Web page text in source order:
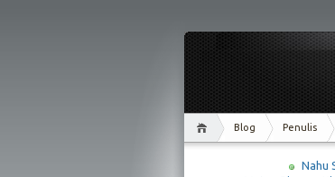
Blog Penulis
Nahu